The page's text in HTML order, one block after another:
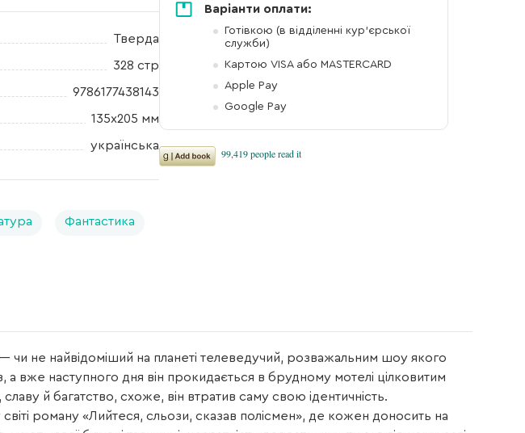
Тверда
328 стр
9786177438143
135x205 мм
українська
Фантастика
Варіанти оплати:
Готівкою (в відділенні кур'єрської
служби)
Картою VISA або MASTERCARD
Apple Pay
Google Pay
не найвідоміший на планеті телеведучий, розважальним шоу якого
а вже наступного дня він прокидається в брудному мотелі цілковитим
славу й багатство, схоже, він втратив саму свою ідентичність.
роману «Лийтеся, сльози, сказав полісмен», де кожен доносить на